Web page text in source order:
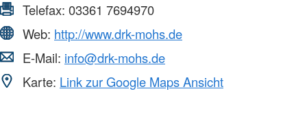
Telefax: 03361 7694970
Web: http://www.drk-mohs.de
E-Mail: info@drk-mohs.de
Karte: Link zur Google Maps Ansicht